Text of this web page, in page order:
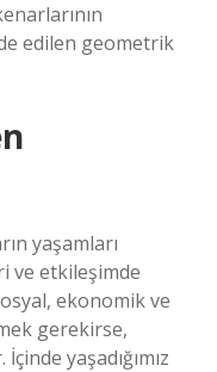
edilen geometrik
yaşamları
ve etkileşimde
ekonomik ve
gerekirse,
yaşadığımız